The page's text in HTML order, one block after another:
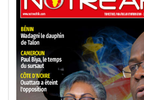
par sa démographie, pèsera de plus
l’équilibre interne du catholicisme
actuelle n’est donc pas qu’un
révèle une tension plus profonde :
universel dans un monde fragmenté ?
laboratoire spirituel du XXIᵉ siècle,
l’un des arbitres silencieux de cette